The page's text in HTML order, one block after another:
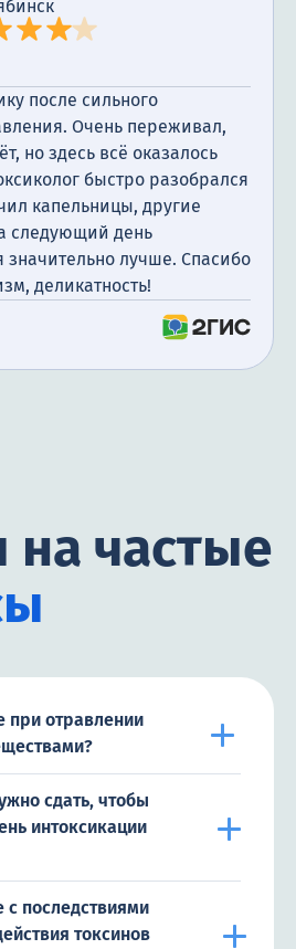
после сильного
Очень переживал,
но здесь всё оказалось
быстро разобрался
капельницы, другие
следующий день
значительно лучше. Спасибо
деликатность!
на частые
при отравлении
сдать, чтобы
интоксикации
с последствиями
токсинов